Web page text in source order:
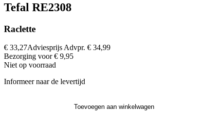
Tefal RE2308
Raclette
€ 33,27Adviesprijs Advpr. € 34,99
Bezorging voor € 9,95
Niet op voorraad
Informeer naar de levertijd
Toevoegen aan winkelwagen